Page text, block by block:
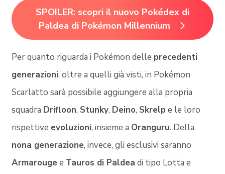
SPOILER: scopri il nuovo Pokédex di
Paldea di Pokémon Millennium
Per quanto riguarda i Pokémon delle precedenti
generazioni, oltre a quelli già visti, in Pokémon
Scarlatto sarà possibile aggiungere alla propria
squadra Drifloon, Stunky, Deino, Skrelp e le loro
rispettive evoluzioni, insieme a Oranguru. Della
nona generazione, invece, gli esclusivi saranno
Armarougee Tauros di Paldea di tipo Lotta e